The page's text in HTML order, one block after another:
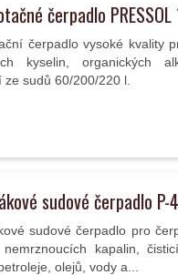
čerpadlo
čerpadlo vysoké kvality
kyselin, organických
ze sudů 60/200/220 l.
sudové čerpadlo P-
sudové čerpadlo pro
kapalin,
olejů, vody a...